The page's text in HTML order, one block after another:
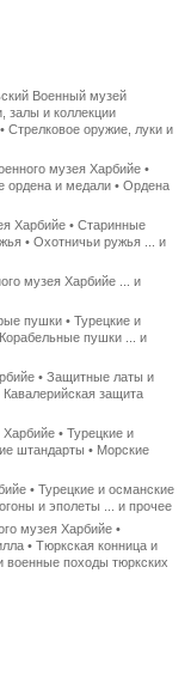
Военный музей
залы и коллекции
Стрелковое оружие, луки и
музея Харбийе •
ордена и медали • Ордена
Харбийе • Старинные
• Охотничьи ружья ... и
музея Харбийе ... и
пушки • Турецкие и
пушки ... и
• Защитные латы и
защита
• Турецкие и
штандарты • Морские
• Турецкие и османские
и эполеты ... и прочее
музея Харбийе •
• Тюркская конница и
военные походы тюркских